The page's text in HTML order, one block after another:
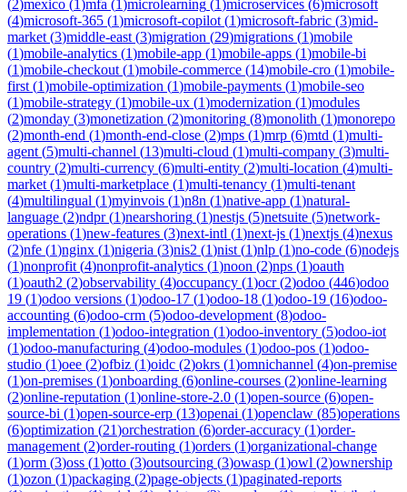
(2)mexico (1)mfa (1)microlearning (1)microservices (6)microsoft
(4)microsoft-365 (1)microsoft-copilot (1)microsoft-fabric (3)mid-
market (3)middle-east (3)migration (29)migrations (1)mobile
(1)mobile-analytics (1)mobile-app (1)mobile-apps (1)mobile-bi
(1)mobile-checkout (1)mobile-commerce (14)mobile-cro (1)mobile-
first (1)mobile-optimization (1)mobile-payments (1)mobile-seo
(1)mobile-strategy (1)mobile-ux (1)modernization (1)modules
(2)monday (3)monetization (2)monitoring (8)monolith (1)monorepo
(2)month-end (1)month-end-close (2)mps (1)mrp (6)mtd (1)multi-
agent (5)multi-channel (13)multi-cloud (1)multi-company (3)multi-
country (2)multi-currency (6)multi-entity (2)multi-location (4)multi-
market (1)multi-marketplace (1)multi-tenancy (1)multi-tenant
(4)multilingual (1)myinvois (1)n8n (1)native-app (1)natural-
language (2)ndpr(1)nearshoring (1)nestjs (5)netsuite (5)network-
operations (1)new-features (3)next-intl (1)next-js (1)nextjs (4)nexus
(2)nfe (1)nginx (1)nigeria (3)nis2 (1)nist (1)nlp (1)no-code (6)nodejs
(1)nonprofit (4)nonprofit-analytics (1)noon (2)nps (1)oauth
(1)oauth2 (2)observability (4)occupancy (1)ocr(2)odoo (446)odoo
19 (1)odoo versions (1)odoo-17 (1)odoo-18 (1)odoo-19 (16)odoo-
accounting (6)odoo-crm (5)odoo-development (8)odoo-
implementation (1)odoo-integration (1)odoo-inventory (5)odoo-iot
(1)odoo-manufacturing (4)odoo-modules (1)odoo-pos (1)odoo-
studio (1)oee (2)ofbiz (1)oidc (2)okrs (1)omnichannel (4)on-premise
(1)on-premises (1)onboarding (6)online-courses (2)online-learning
(2)online-reputation (1)online-store-2.0 (1)open-source (6)open-
source-bi (1)open-source-erp (13)openai (1)openclaw (85)operations
(6)optimization (21)orchestration (6)order-accuracy (1)order-
management (2)order-routing (1)orders (1)organizational-change
(1)orm (3)oss (1)otto (3)outsourcing (3)owasp (1)owl (2)ownership
(1)ozon (1)packaging (2)page-objects (1)paginated-reports